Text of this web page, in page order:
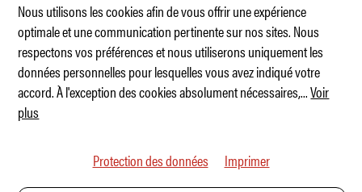
Test des pneus d'été 2026 du TCS
Nous utilisons les cookies afin de vous offrir une expérience
optimale et une communication pertinente sur nos sites. Nous
respectons vos préférences et nous utiliserons uniquement les
données personnelles pour lesquelles vous avez indiqué votre
accord. À l'exception des cookies absolument nécessaires,...Voir
plus
Protection des données Imprimer